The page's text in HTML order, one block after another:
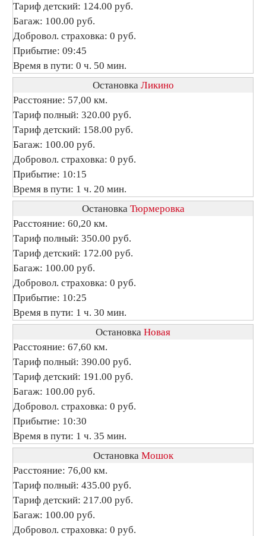
Тариф детский: 124.00 руб.
Багаж: 100.00 руб.
Добровол. страховка: 0 руб.
Прибытие: 09:45
Время в пути: 0 ч. 50 мин.
Остановка Ликино
Расстояние: 57,00 км.
Тариф полный: 320.00 руб.
Тариф детский: 158.00 руб.
Багаж: 100.00 руб.
Добровол. страховка: 0 руб.
Прибытие: 10:15
Время в пути: 1 ч. 20 мин.
Остановка Тюрмеровка
Расстояние: 60,20 км.
Тариф полный: 350.00 руб.
Тариф детский: 172.00 руб.
Багаж: 100.00 руб.
Добровол. страховка: 0 руб.
Прибытие: 10:25
Время в пути: 1 ч. 30 мин.
Остановка Новая
Расстояние: 67,60 км.
Тариф полный: 390.00 руб.
Тариф детский: 191.00 руб.
Багаж: 100.00 руб.
Добровол. страховка: 0 руб.
Прибытие: 10:30
Время в пути: 1 ч. 35 мин.
Остановка Мошок
Расстояние: 76,00 км.
Тариф полный: 435.00 руб.
Тариф детский: 217.00 руб.
Багаж: 100.00 руб.
Добровол. страховка: 0 руб.